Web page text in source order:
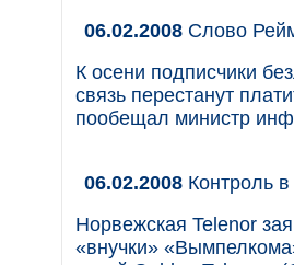
06.02.2008 Слово
К осени подписчики
связь перестанут
пообещал министр
06.02.2008 Контроль
Норвежская Telenor
«внучки»